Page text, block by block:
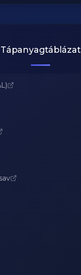
Tápanyagtáblázat